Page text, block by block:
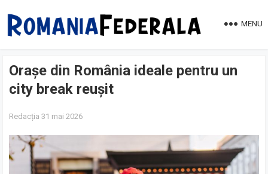
MENU
Orașe din România ideale pentru un
city break reușit
Redacția 31 mai 2026